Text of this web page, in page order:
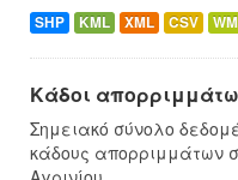
SHP KML XML CSV
Κάδοι
Σημειακό σύνολο
κάδους απορριμμάτων